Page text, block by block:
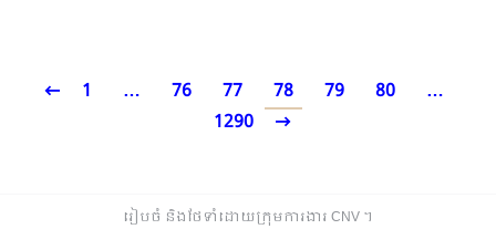
1 … 76 77 78 79 80
…
1290
រៀបចំ និងថែទាំដោយក្រុមការងារ CNV ​។